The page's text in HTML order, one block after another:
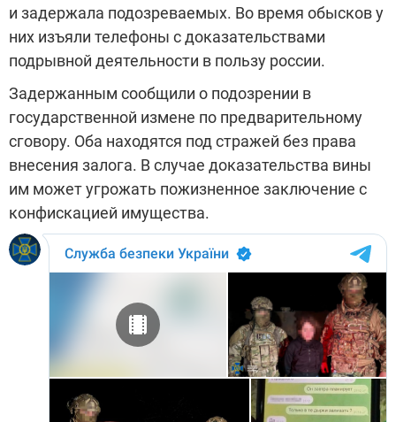
и задержала подозреваемых. Во время обысков у
них изъяли телефоны с доказательствами
подрывной деятельности в пользу россии.
Задержанным сообщили о подозрении в
государственной измене по предварительному
сговору. Оба находятся под стражей без права
внесения залога. В случае доказательства вины
им может угрожать пожизненное заключение с
конфискацией имущества.